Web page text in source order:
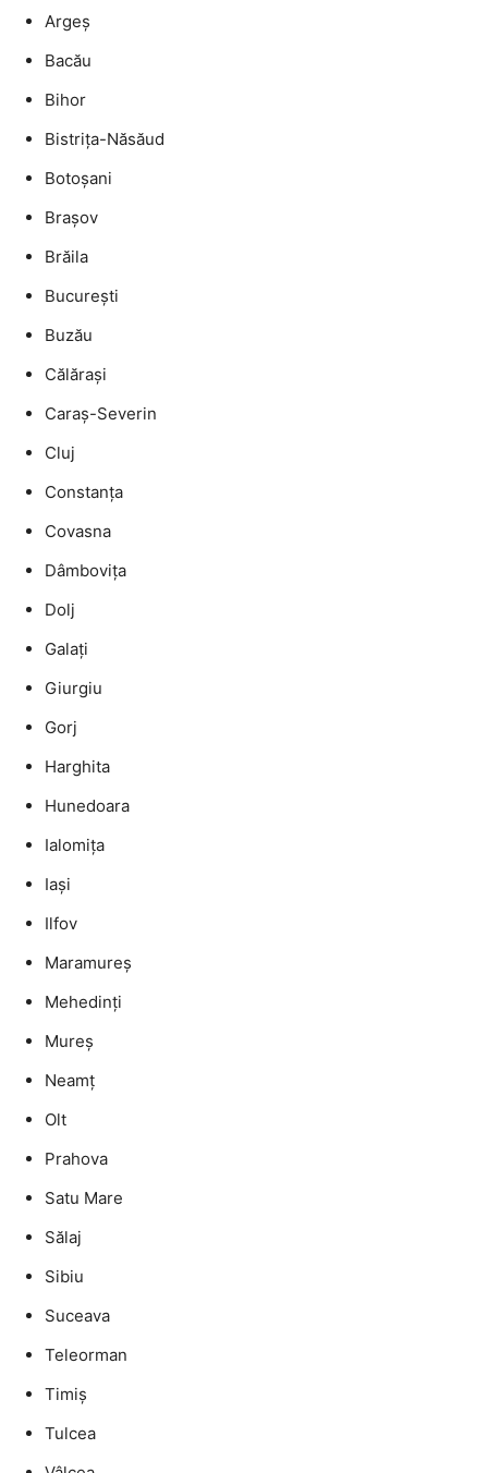
Argeș
Bacău
Bihor
Bistrița-Năsăud
Botoșani
Brașov
Brăila
București
Buzău
Călărași
Caraș-Severin
Cluj
Constanța
Covasna
Dâmbovița
Dolj
Galați
Giurgiu
Gorj
Harghita
Hunedoara
Ialomița
Iași
Ilfov
Maramureș
Mehedinți
Mureș
Neamț
Olt
Prahova
Satu Mare
Sălaj
Sibiu
Suceava
Teleorman
Timiș
Tulcea